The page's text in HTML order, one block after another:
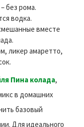
– без рома.
водка.
вместе
ликер амаретто,
Пина колада,
в домашних
базовый
Для идеального